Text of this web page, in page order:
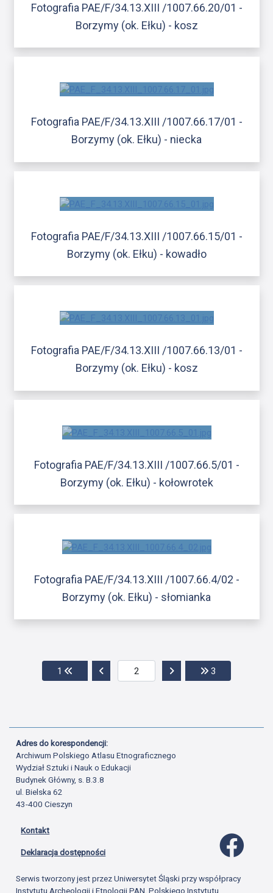
Fotografia PAE/F/34.13.XIII /1007.66.20/01 -
Borzymy (ok. Ełku) - kosz
Fotografia PAE/F/34.13.XIII /1007.66.17/01 -
Borzymy (ok. Ełku) - niecka
Fotografia PAE/F/34.13.XIII /1007.66.15/01 -
Borzymy (ok. Ełku) - kowadło
Fotografia PAE/F/34.13.XIII /1007.66.13/01 -
Borzymy (ok. Ełku) - kosz
Fotografia PAE/F/34.13.XIII /1007.66.5/01 -
Borzymy (ok. Ełku) - kołowrotek
Fotografia PAE/F/34.13.XIII /1007.66.4/02 -
Borzymy (ok. Ełku) - słomianka
1 Przejdź do pierwszej strony
Przejdź do poprzedniej stronyPrzejdź do następnej
3
Adres do korespondencji:
Archiwum Polskiego Atlasu Etnograficznego
Wydział Sztuki i Nauk o Edukacji
Budynek Główny, s. B.3.8
ul. Bielska 62
43-400 Cieszyn
Kontakt
Deklaracja dostępności
Serwis tworzony jest przez Uniwersytet Śląski przy współpracy
Instytutu Archeologii i Etnologii PAN, Polskiego Instytutu